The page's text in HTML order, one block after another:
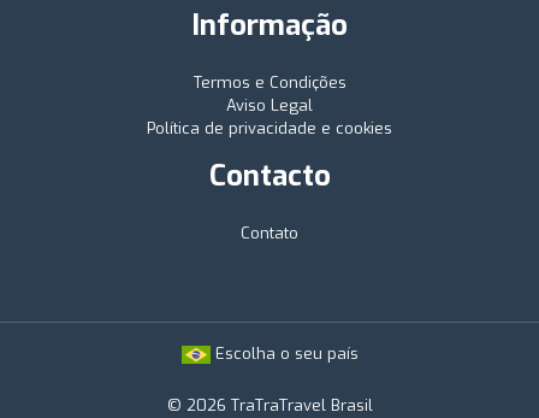
Informação
Termos e Condições
Aviso Legal
Política de privacidade e cookies
Contacto
Contato
Escolha o seu país
© 2026 TraTraTravel Brasil